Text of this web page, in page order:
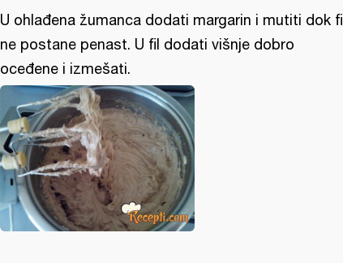
U ohlađena žumanca dodati margarin i mutiti dok fil
ne postane penast. U fil dodati višnje dobro
oceđene i izmešati.